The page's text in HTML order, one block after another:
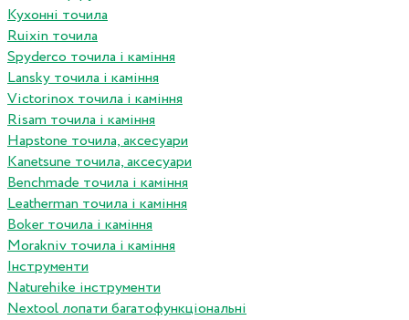
Кухонні точила
Ruixin точила
Spyderco точила і каміння
Lansky точила і каміння
Victorinox точила і каміння
Risam точила і каміння
Hapstone точила, аксесуари
Kanetsune точила, аксесуари
Benchmade точила і каміння
Leatherman точила і каміння
Boker точила і каміння
Morakniv точила і каміння
Інструменти
Naturehike інструменти
Nextool лопати багатофункціональні